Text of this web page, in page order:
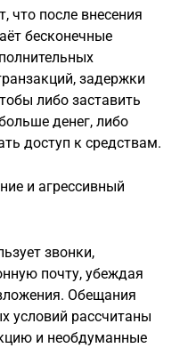
что после внесения
бесконечные
задержки
либо заставить
денег, либо
доступ к средствам.
и агрессивный
звонки,
почту, убеждая
Обещания
условий рассчитаны
и необдуманные